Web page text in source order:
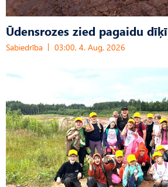
Ūdensrozes zied pagaidu dīķī
Sabiedrība 03:00, 4. Aug, 2026